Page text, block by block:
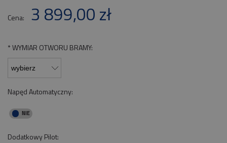
Cena: 3 899,00 zł
*WYMIAR OTWORU BRAMY:
Napęd Automatyczny:
Dodatkowy Pilot: